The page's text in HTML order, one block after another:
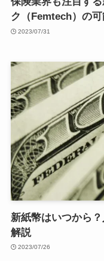
ク（Femtech）の
2023/07/31
新紙幣はいつから
解説
2023/07/26